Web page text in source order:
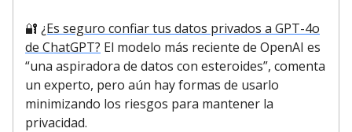
🔐 ¿Es seguro confiar tus datos privados a GPT-4o
de ChatGPT? El modelo más reciente de OpenAI es
“una aspiradora de datos con esteroides”, comenta
un experto, pero aún hay formas de usarlo
minimizando los riesgos para mantener la
privacidad.